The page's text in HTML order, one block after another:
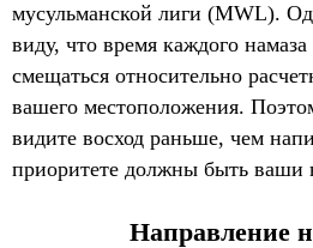
мусульманской лиги (MWL).
виду, что время каждого
смещаться относительно
вашего местоположения.
видите восход раньше, чем
приоритете должны быть ваши
Направление